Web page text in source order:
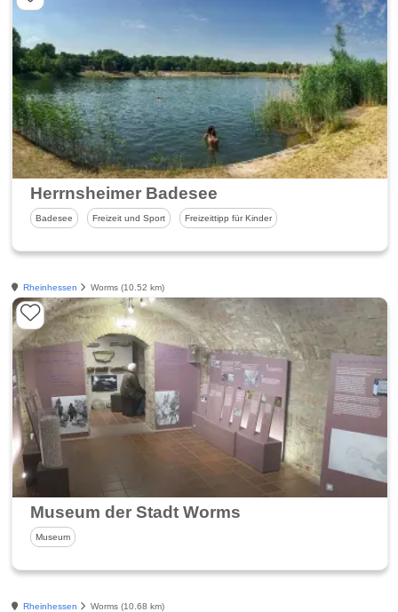
Herrnsheimer Badesee
Badesee Freizeit und Sport Freizeittipp für Kinder
Rheinhessen Worms (10.52 km)
Museum der Stadt Worms
Museum
Rheinhessen Worms (10.68 km)